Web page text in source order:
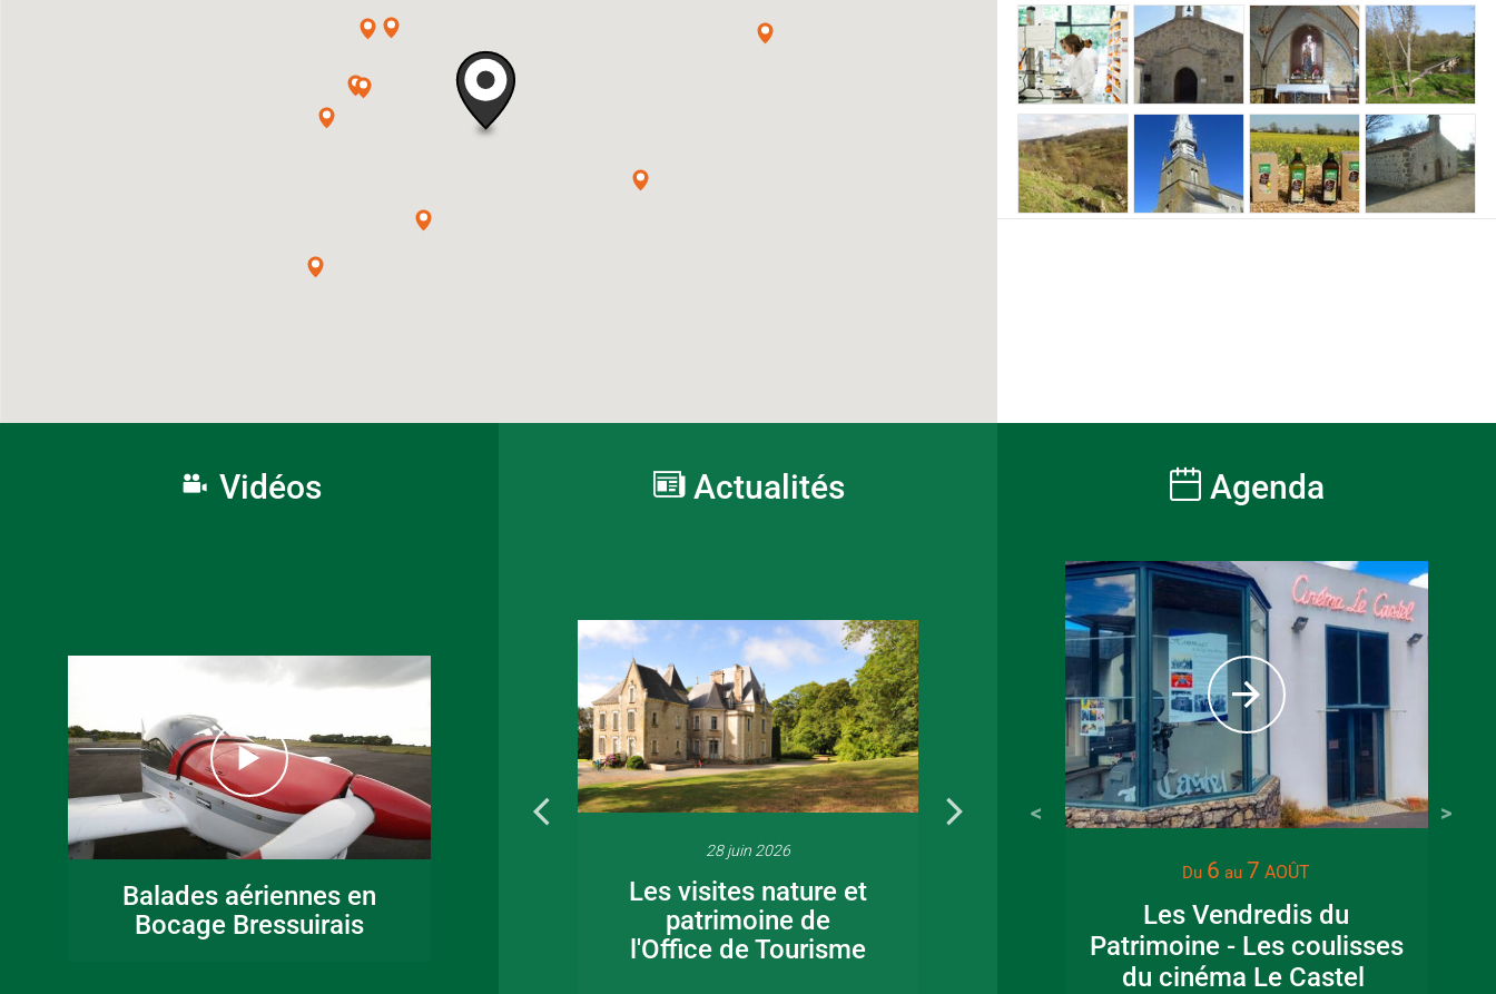
Vidéos
Balades aériennes en
Bocage Bressuirais
Actualités
16 juin 2026
Fête de la musique
en Bocage
28 juin 2026
Les visites nature et
patrimoine de
l'Office de Tourisme
canoë en Bocage
Bressuirais
Agenda
Du 6 au 7 AOÛT
Les Vendredis du
Patrimoine - Les coulisses
du cinéma Le Castel